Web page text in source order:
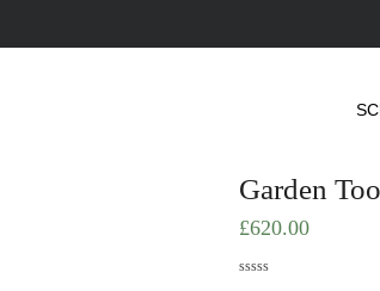
Garden
£620.00